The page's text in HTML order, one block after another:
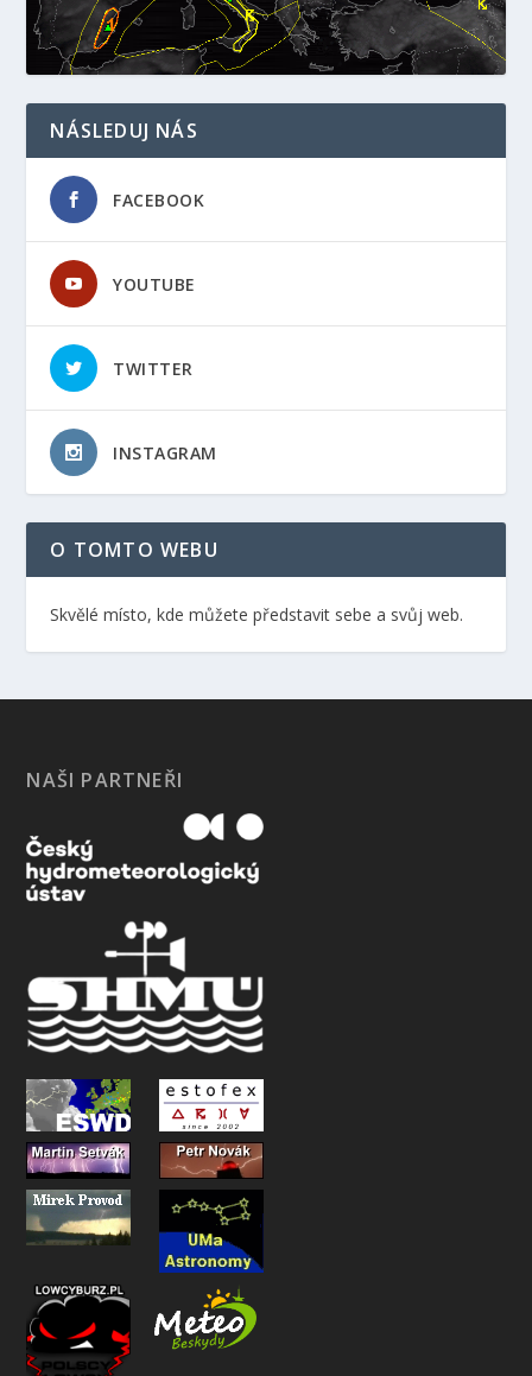
NÁSLEDUJ NÁS
FACEBOOK
YOUTUBE
TWITTER
INSTAGRAM
O TOMTO WEBU
Skvělé místo, kde můžete představit sebe a svůj web.
NAŠI PARTNEŘI